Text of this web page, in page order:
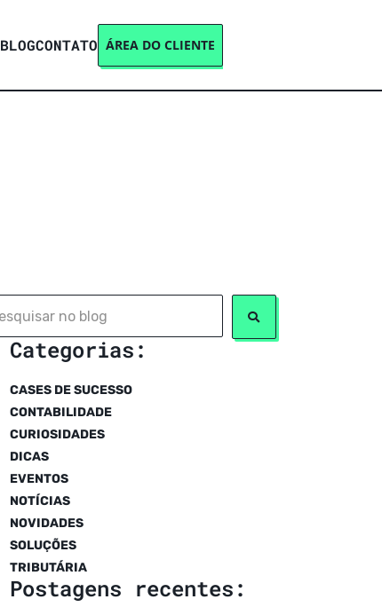
BLOGCONTATO ÁREA DO CLIENTE
Categorias:
CASES DE SUCESSO
CONTABILIDADE
CURIOSIDADES
DICAS
EVENTOS
NOTÍCIAS
NOVIDADES
SOLUÇÕES
TRIBUTÁRIA
Postagens recentes: